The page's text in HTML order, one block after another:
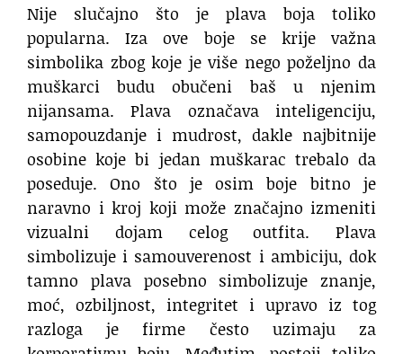
Nije slučajno što je plava boja toliko
popularna. Iza ove boje se krije važna
simbolika zbog koje je više nego poželjno da
muškarci budu obučeni baš u njenim
nijansama. Plava označava inteligenciju,
samopouzdanje i mudrost, dakle najbitnije
osobine koje bi jedan muškarac trebalo da
poseduje. Ono što je osim boje bitno je
naravno i kroj koji može značajno izmeniti
vizualni dojam celog outfita. Plava
simbolizuje i samouverenost i ambiciju, dok
tamno plava posebno simbolizuje znanje,
moć, ozbiljnost, integritet i upravo iz tog
razloga je firme često uzimaju za